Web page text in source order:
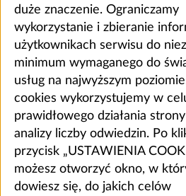
duże znaczenie. Ograniczamy
wykorzystanie i zbieranie
użytkownikach serwisu do
minimum wymaganego do
usług na najwyższym
cookies wykorzystujemy w
prawidłowego działania
analizy liczby odwiedzin. Po
przycisk „USTAWIENIA
możesz otworzyć okno, w
dowiesz się, do jakich celów